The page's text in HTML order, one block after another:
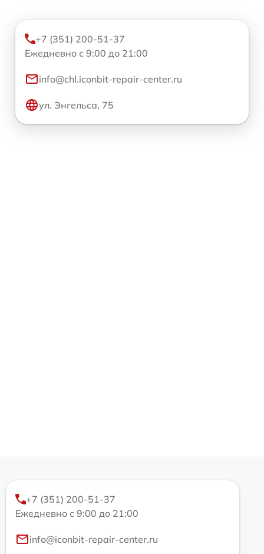
+7 (351) 200-51-37
Ежедневно с 9:00 до 21:00
info@chl.iconbit-repair-center.ru
ул. Энгельса, 75
+7 (351) 200-51-37
Ежедневно с 9:00 до 21:00
info@iconbit-repair-center.ru